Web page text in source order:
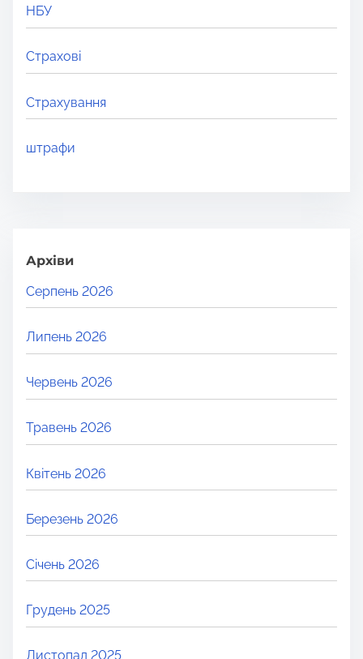
НБУ
Страхові
Страхування
штрафи
Архіви
Серпень 2026
Липень 2026
Червень 2026
Травень 2026
Квітень 2026
Березень 2026
Січень 2026
Грудень 2025
Листопад 2025